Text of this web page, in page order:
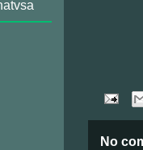
No